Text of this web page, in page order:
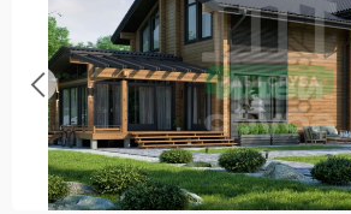
Вход/Регистрация
Previous